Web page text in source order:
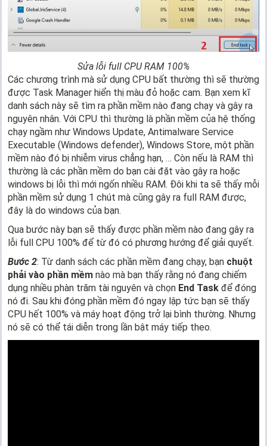
Sửa lỗi full CPU RAM 100%
Các chương trình mà sử dụng CPU bất thường thì sẽ thường
được Task Manager hiển thị màu đỏ hoặc cam. Bạn xem kĩ
danh sách này sẽ tìm ra phần mềm nào đang chạy và gây ra
nguyên nhân. Với CPU thì thường là phần mềm của hệ thống
chạy ngầm như Windows Update, Antimalware Service
Executable (Windows defender), Windows Store, một phần
mềm nào đó bị nhiễm virus chẳng hạn, … Còn nếu là RAM thì
thường là các phần mềm do bạn cài đặt vào gây ra hoặc
windows bị lỗi thì mới ngốn nhiều RAM. Đôi khi ta sẽ thấy mỗi
phần mềm sử dụng 1 chút mà cũng gây ra full RAM được,
đây là do windows của bạn.
Qua bước này bạn sẽ thấy được phần mềm nào đang gây ra
lỗi full CPU 100% để từ đó có phương hướng để giải quyết.
Bước 2: Từ danh sách các phần mềm đang chạy, bạn chuột
phải vào phần mềm nào mà bạn thấy rằng nó đang chiếm
dụng nhiều phàn trăm tài nguyên và chọn End Task để đóng
nó đi. Sau khi đóng phần mềm đó ngay lập tức bạn sẽ thấy
CPU hết 100% và máy hoạt động trở lại bình thường. Nhưng
nó sẽ có thể tái diễn trong lần bật máy tiếp theo.